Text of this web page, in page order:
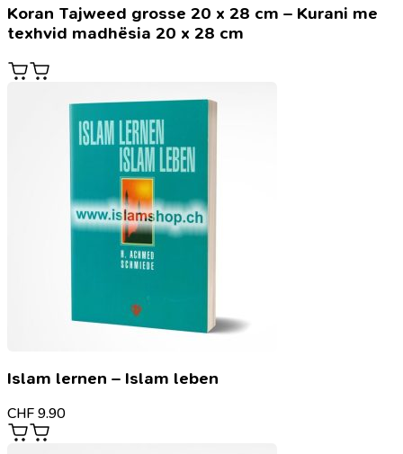
Koran Tajweed grosse 20 x 28 cm – Kurani me
texhvid madhësia 20 x 28 cm
Islam lernen – Islam leben
CHF 9.90